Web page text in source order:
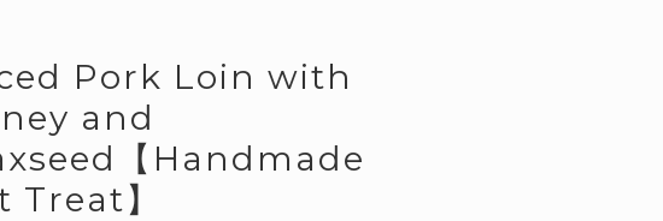
Pork Loin with
and
【Handmade
Treat】